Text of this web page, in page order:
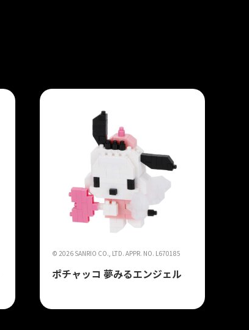
© 2026 SANRIO CO., LTD. APPR. NO. L670185
ポチャッコ 夢みるエンジェル